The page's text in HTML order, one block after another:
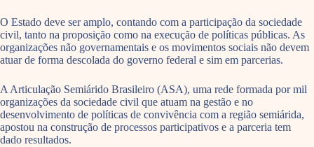
O Estado deve ser amplo, contando com a participação da sociedade
civil, tanto na proposição como na execução de políticas públicas. As
organizações não governamentais e os movimentos sociais não devem
atuar de forma descolada do governo federal e sim em parcerias.
A Articulação Semiárido Brasileiro (ASA), uma rede formada por mil
organizações da sociedade civil que atuam na gestão e no
desenvolvimento de políticas de convivência com a região semiárida,
apostou na construção de processos participativos e a parceria tem
dado resultados.